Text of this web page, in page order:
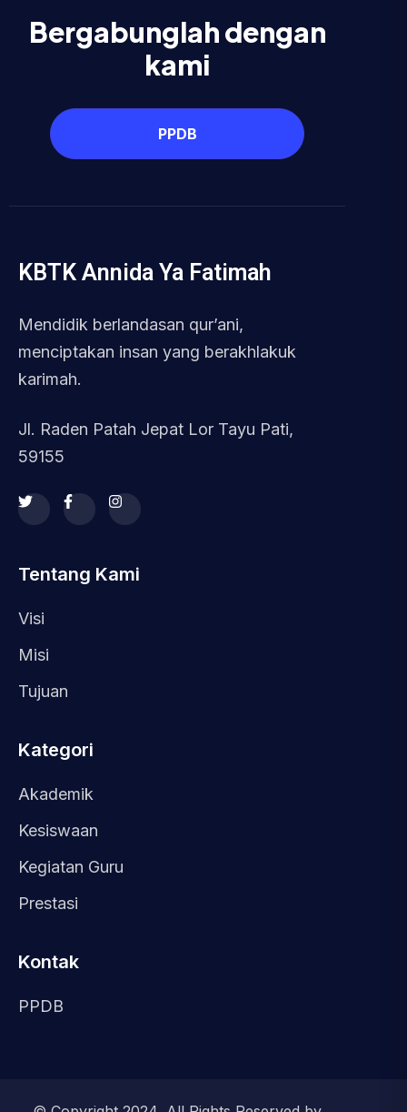
Bergabunglah dengan
kami
PPDB
KBTK Annida Ya Fatimah
Mendidik berlandasan qur’ani,
menciptakan insan yang berakhlakuk
karimah.
Jl. Raden Patah Jepat Lor Tayu Pati,
59155
Tentang Kami
Visi
Misi
Tujuan
Kategori
Akademik
Kesiswaan
Kegiatan Guru
Prestasi
Kontak
PPDB